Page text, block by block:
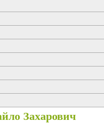
Захарович